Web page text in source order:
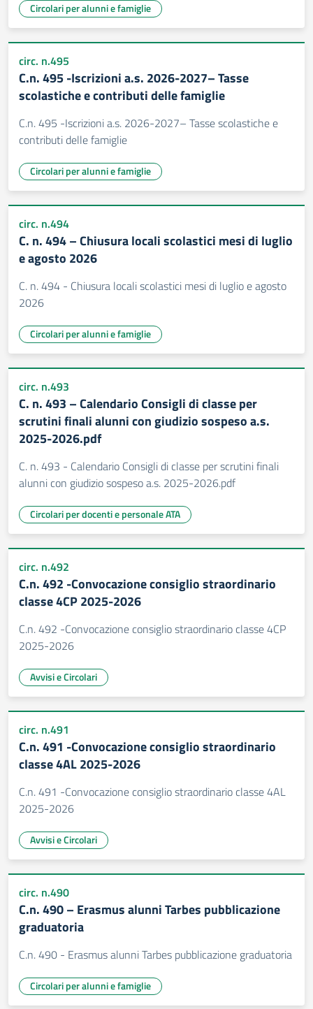
Circolari per alunni e famiglie
circ. n.495
C.n. 495 -Iscrizioni a.s. 2026-2027– Tasse
scolastiche e contributi delle famiglie
C.n. 495 -Iscrizioni a.s. 2026-2027– Tasse scolastiche e
contributi delle famiglie
Circolari per alunni e famiglie
circ. n.494
C. n. 494 – Chiusura locali scolastici mesi di luglio
e agosto 2026
C. n. 494 - Chiusura locali scolastici mesi di luglio e agosto
2026
Circolari per alunni e famiglie
circ. n.493
C. n. 493 – Calendario Consigli di classe per
scrutini finali alunni con giudizio sospeso a.s.
2025-2026.pdf
C. n. 493 - Calendario Consigli di classe per scrutini finali
alunni con giudizio sospeso a.s. 2025-2026.pdf
Circolari per docenti e personale ATA
circ. n.492
C.n. 492 -Convocazione consiglio straordinario
classe 4CP 2025-2026
C.n. 492 -Convocazione consiglio straordinario classe 4CP
2025-2026
Avvisi e Circolari
circ. n.491
C.n. 491 -Convocazione consiglio straordinario
classe 4AL 2025-2026
C.n. 491 -Convocazione consiglio straordinario classe 4AL
2025-2026
Avvisi e Circolari
circ. n.490
C.n. 490 – Erasmus alunni Tarbes pubblicazione
graduatoria
C.n. 490 - Erasmus alunni Tarbes pubblicazione graduatoria
Circolari per alunni e famiglie